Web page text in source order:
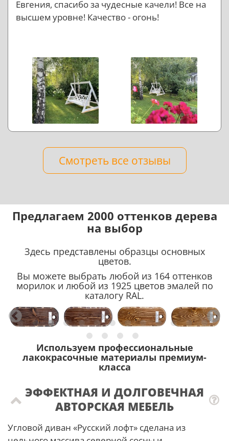
Евгения, спасибо за чудесные качели! Все на
высшем уровне! Качество - огонь!
Смотреть все отзывы
Предлагаем 2000 оттенков дерева
на выбор
Здесь представлены образцы основных
цветов.
Вы можете выбрать любой из 164 оттенков
морилок и любой из 1925 цветов эмалей по
каталогу RAL.
Используем профессиональные
лакокрасочные материалы премиум-
класса
ЭФФЕКТНАЯ И ДОЛГОВЕЧНАЯ
АВТОРСКАЯ МЕБЕЛЬ
Угловой диван «Русский лофт» сделана из